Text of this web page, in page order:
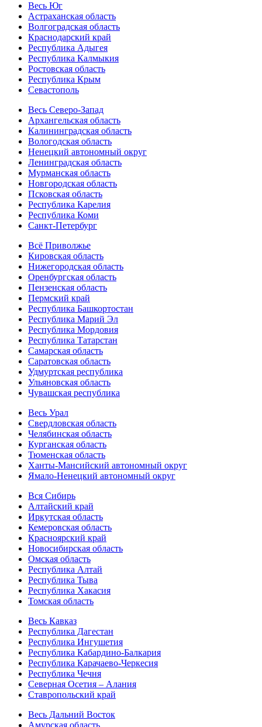
Весь Юг
Астраханская область
Волгоградская область
Краснодарский край
Республика Адыгея
Республика Калмыкия
Ростовская область
Республика Крым
Севастополь
Весь Северо-Запад
Архангельская область
Калининградская область
Вологодская область
Ненецкий автономный округ
Ленинградская область
Мурманская область
Новгородская область
Псковская область
Республика Карелия
Республика Коми
Санкт-Петербург
Всё Приволжье
Кировская область
Нижегородская область
Оренбургская область
Пензенская область
Пермский край
Республика Башкортостан
Республика Марий Эл
Республика Мордовия
Республика Татарстан
Самарская область
Саратовская область
Удмуртская республика
Ульяновская область
Чувашская республика
Весь Урал
Свердловская область
Челябинская область
Курганская область
Тюменская область
Ханты-Мансийский автономный округ
Ямало-Ненецкий автономный округ
Вся Сибирь
Алтайский край
Иркутская область
Кемеровская область
Красноярский край
Новосибирская область
Омская область
Республика Алтай
Республика Тыва
Республика Хакасия
Томская область
Весь Кавказ
Республика Дагестан
Республика Ингушетия
Республика Кабардино-Балкария
Республика Карачаево-Черкесия
Республика Чечня
Северная Осетия – Алания
Ставропольский край
Весь Дальний Восток
Амурская область